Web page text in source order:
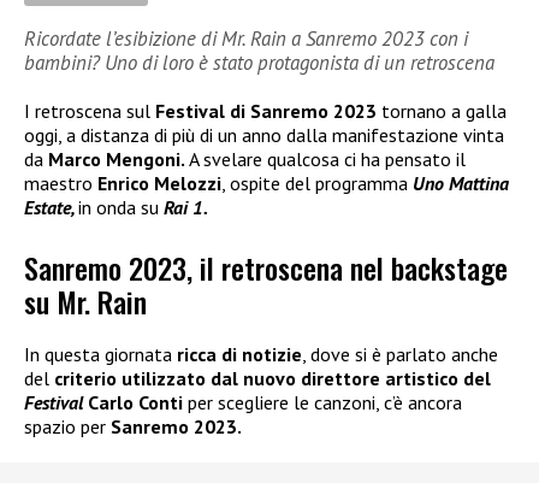
Ricordate l’esibizione di Mr. Rain a Sanremo 2023 con i
bambini? Uno di loro è stato protagonista di un retroscena
I retroscena sul Festival di Sanremo 2023 tornano a galla
oggi, a distanza di più di un anno dalla manifestazione vinta
da Marco Mengoni. A svelare qualcosa ci ha pensato il
maestro Enrico Melozzi , ospite del programma Uno Mattina
Estate,in onda su Rai 1.
Sanremo 2023, il retroscena nel backstage
su Mr. Rain
In questa giornata ricca di notizie, dove si è parlato anche
del criterio utilizzato dal nuovo direttore artistico del
Festival Carlo Conti per scegliere le canzoni, c’è ancora
spazio per Sanremo 2023.